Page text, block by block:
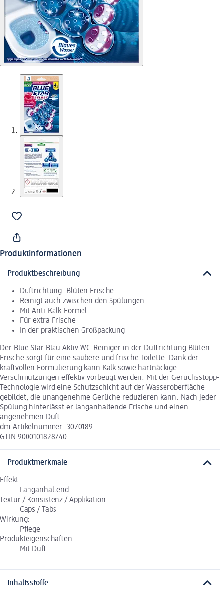
Produktinformationen
Produktbeschreibung
Duftrichtung: Blüten Frische
Reinigt auch zwischen den Spülungen
Mit Anti-Kalk-Formel
Für extra Frische
In der praktischen Großpackung
Der Blue Star Blau Aktiv WC-Reiniger in der Duftrichtung Blüten
Frische sorgt für eine saubere und frische Toilette. Dank der
kraftvollen Formulierung kann Kalk sowie hartnäckige
Verschmutzungen effektiv vorbeugt werden. Mit der Geruchsstopp-
Technologie wird eine Schutzschicht auf der Wasseroberfläche
gebildet, die unangenehme Gerüche reduzieren kann. Nach jeder
Spülung hinterlässt er langanhaltende Frische und einen
angenehmen Duft.
dm-Artikelnummer: 3070189
GTIN 9000101828740
Produktmerkmale
Effekt:
Langanhaltend
Textur / Konsistenz / Applikation:
Caps / Tabs
Wirkung:
Pflege
Produkteigenschaften:
Mit Duft
Inhaltsstoffe